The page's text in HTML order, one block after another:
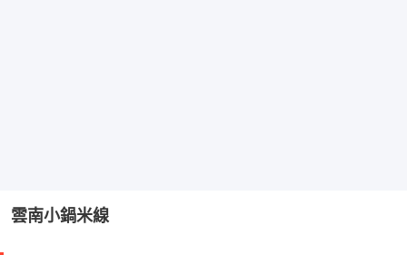
雲南小鍋米線